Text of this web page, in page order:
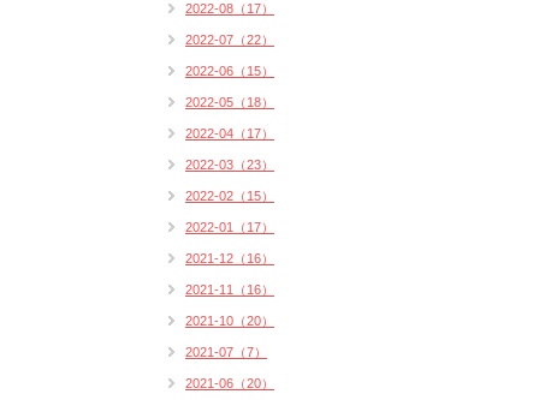
2022-08（17）
2022-07（22）
2022-06（15）
2022-05（18）
2022-04（17）
2022-03（23）
2022-02（15）
2022-01（17）
2021-12（16）
2021-11（16）
2021-10（20）
2021-07（7）
2021-06（20）